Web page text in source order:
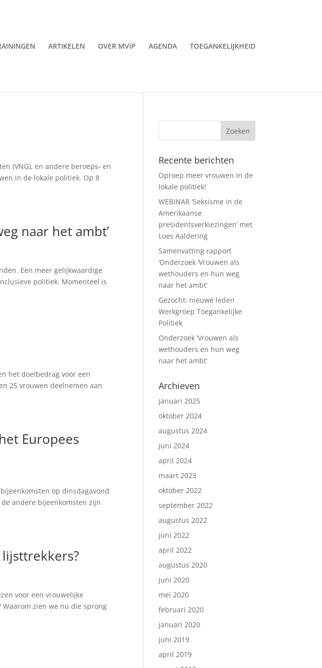
ARTIKELEN OVER MViP AGENDA TOEGANKELIJKHEID
(VNG), en andere beroeps- en
in de lokale politiek. Op 8
naar het ambt’
Een meer gelijkwaardige
politiek. Momenteel is
het doelbedrag voor een
25 vrouwen deelnemen aan
Europees
op dinsdagavond
andere bijeenkomsten zijn
voor een vrouwelijke
zien we nu die sprong
Recente berichten
Oproep meer vrouwen in de
lokale politiek!
WEBINAR ‘Seksisme in de
Amerikaanse
presidentsverkiezingen’ met
Loes Aaldering
Samenvatting rapport
‘Onderzoek ‘Vrouwen als
wethouders en hun weg
naar het ambt’
Gezocht: nieuwe leden
Werkgroep Toegankelijke
Politiek
Onderzoek ‘Vrouwen als
wethouders en hun weg
naar het ambt’
Archieven
januari 2025
oktober 2024
augustus 2024
juni 2024
april 2024
maart 2023
oktober 2022
september 2022
augustus 2022
juni 2022
april 2022
augustus 2020
juni 2020
mei 2020
februari 2020
januari 2020
juni 2019
april 2019